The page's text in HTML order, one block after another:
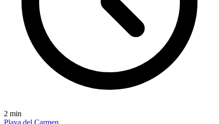
2 min
Playa del Carmen